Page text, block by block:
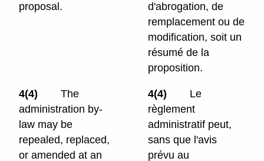
proposal.
d'abrogation, de
remplacement ou de
modification, soit un
résumé de la
proposition.
4(4)
The
administration by-
law may be
repealed, replaced,
or amended at an
4(4)
Le
règlement
administratif peut,
sans que l'avis
prévu au